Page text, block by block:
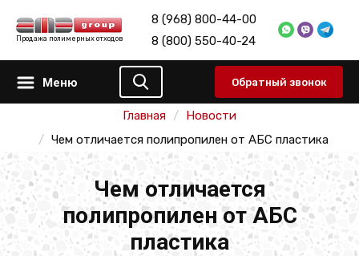
Продажа полимерных отходов
8 (968) 800-44-00
8 (800) 550-40-24
Меню Обратный звонок
Главная
Новости
Чем отличается полипропилен от АБС пластика
Чем отличается
полипропилен от АБС
пластика